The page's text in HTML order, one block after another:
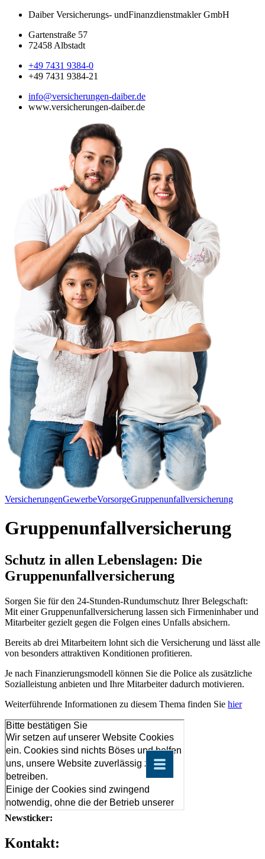
Daiber Versicherungs- undFinanzdienstmakler GmbH
Gartenstraße 57
72458 Albstadt
+49 7431 9384-0
+49 7431 9384-21
info@versicherungen-daiber.de
www.versicherungen-daiber.de
VersicherungenGewerbeVorsorgeGruppenunfallversicherung
Gruppenunfallversicherung
Schutz in allen Lebenslagen: Die
Gruppenunfallversicherung
Sorgen Sie für den 24-Stunden-Rundumschutz Ihrer Belegschaft:
Mit einer Gruppenunfallversicherung lassen sich Firmeninhaber und
Mitarbeiter gezielt gegen die Folgen eines Unfalls absichern.
Bereits ab drei Mitarbeitern lohnt sich die Versicherung und lässt alle
von besonders attraktiven Konditionen profitieren.
Je nach Finanzierungsmodell können Sie die Police als zusätzliche
Sozialleistung anbieten und Ihre Mitarbeiter dadurch motivieren.
Weiterführende Informationen zu diesem Thema finden Sie hier
Newsticker:
Kontakt: